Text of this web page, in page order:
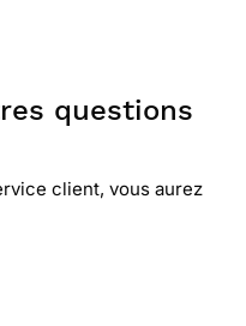
questions
client, vous aurez